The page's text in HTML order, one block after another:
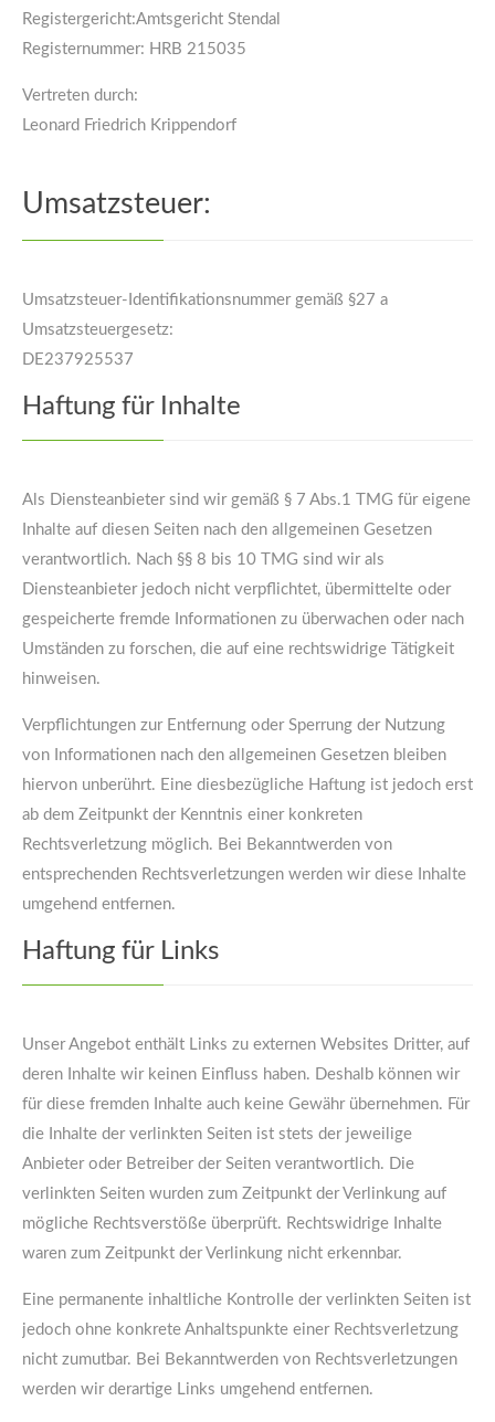
Registergericht:Amtsgericht Stendal
Registernummer: HRB 215035
Vertreten durch:
Leonard Friedrich Krippendorf
Umsatzsteuer:
Umsatzsteuer-Identifikationsnummer gemäß §27 a
Umsatzsteuergesetz:
DE237925537
Haftung für Inhalte
Als Diensteanbieter sind wir gemäß § 7 Abs.1 TMG für eigene
Inhalte auf diesen Seiten nach den allgemeinen Gesetzen
verantwortlich. Nach §§ 8 bis 10 TMG sind wir als
Diensteanbieter jedoch nicht verpflichtet, übermittelte oder
gespeicherte fremde Informationen zu überwachen oder nach
Umständen zu forschen, die auf eine rechtswidrige Tätigkeit
hinweisen.
Verpflichtungen zur Entfernung oder Sperrung der Nutzung
von Informationen nach den allgemeinen Gesetzen bleiben
hiervon unberührt. Eine diesbezügliche Haftung ist jedoch erst
ab dem Zeitpunkt der Kenntnis einer konkreten
Rechtsverletzung möglich. Bei Bekanntwerden von
entsprechenden Rechtsverletzungen werden wir diese Inhalte
umgehend entfernen.
Haftung für Links
Unser Angebot enthält Links zu externen Websites Dritter, auf
deren Inhalte wir keinen Einfluss haben. Deshalb können wir
für diese fremden Inhalte auch keine Gewähr übernehmen. Für
die Inhalte der verlinkten Seiten ist stets der jeweilige
Anbieter oder Betreiber der Seiten verantwortlich. Die
verlinkten Seiten wurden zum Zeitpunkt der Verlinkung auf
mögliche Rechtsverstöße überprüft. Rechtswidrige Inhalte
waren zum Zeitpunkt der Verlinkung nicht erkennbar.
Eine permanente inhaltliche Kontrolle der verlinkten Seiten ist
jedoch ohne konkrete Anhaltspunkte einer Rechtsverletzung
nicht zumutbar. Bei Bekanntwerden von Rechtsverletzungen
werden wir derartige Links umgehend entfernen.